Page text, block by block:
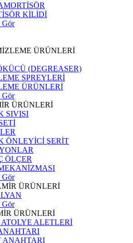
KİLİDİ
Gör
ÜRÜNLERİ
(DEGREASER)
SPREYLERİ
ÜRÜNLERİ
Gör
ÜRÜNLERİ
SIVISI
ÖNLEYİCİ ŞERİT
ÖLÇER
Gör
ÜRÜNLERİ
Gör
ÜRÜNLERİ
ATOLYE ALETLERİ
ANAHTARI